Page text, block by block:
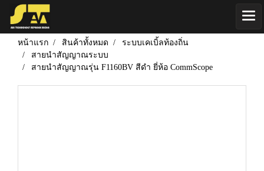
หน้าแรก สินค้าทั้งหมด
ระบบเคเบิ้ลท้องถิ่น
สายนำสัญญาณระบบ
สายนำสัญญาณรุ่น F1160BV สีดำ ยี่ห้อ CommScope